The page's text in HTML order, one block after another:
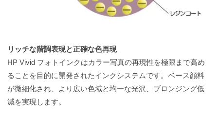
リッチな階調表現と正確な色再現
HP Vivid フォトインクはカラー写真の再現性を極限まで高め
ることを目的に開発されたインクシステムです。ベース顔料
が微細化され、より広い色域と均一な光沢、ブロンジング低
減を実現します。